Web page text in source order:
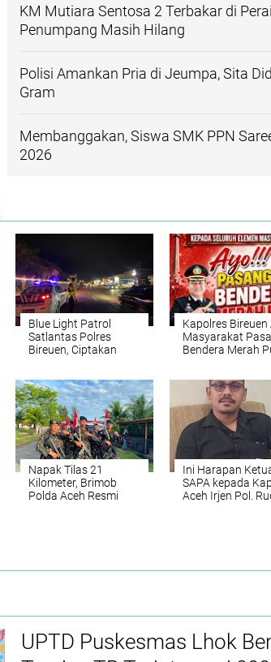
KM Mutiara Sentosa 2 Terbakar di
Penumpang Masih Hilang
Polisi Amankan Pria di Jeumpa, Sita
Gram
Membanggakan, Siswa SMK PPN
2026
Blue Light Patrol
Satlantas Polres
Bireuen, Ciptakan
Kapolres Bireuen
Masyarakat
Bendera Merah
Napak Tilas 21
Kilometer, Brimob
Polda Aceh Resmi
Ini Harapan
SAPA kepada
Aceh Irjen Pol.
UPTD Puskesmas Lhok